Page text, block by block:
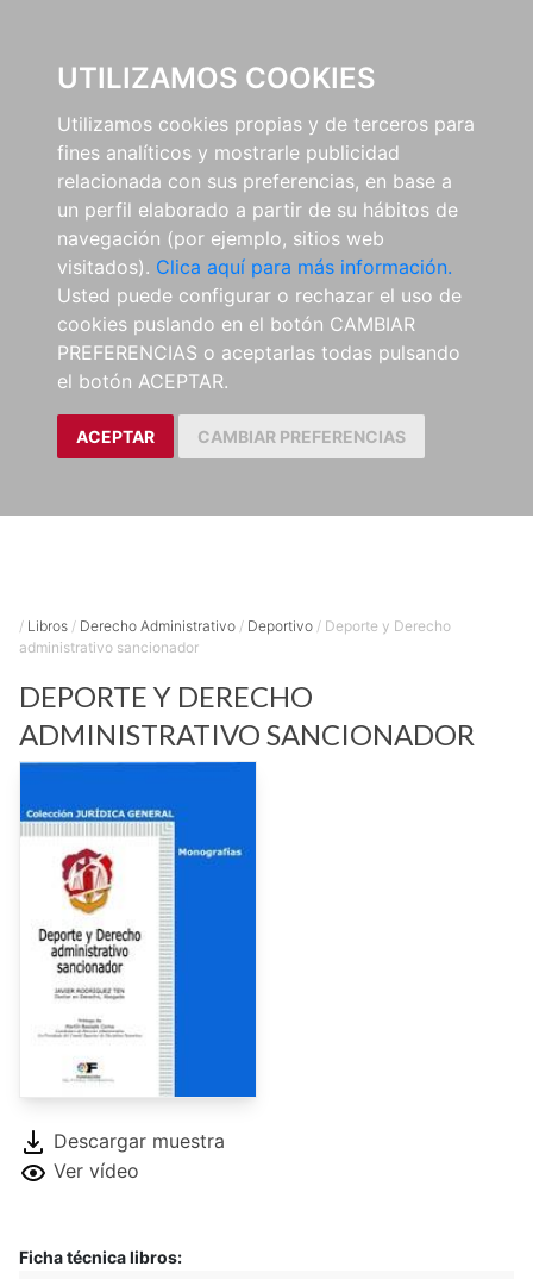
UTILIZAMOS COOKIES
Utilizamos cookies propias y de terceros para
fines analíticos y mostrarle publicidad
relacionada con sus preferencias, en base a
un perfil elaborado a partir de su hábitos de
navegación (por ejemplo, sitios web
visitados). Clica aquí para más información.
Usted puede configurar o rechazar el uso de
cookies puslando en el botón CAMBIAR
PREFERENCIAS o aceptarlas todas pulsando
el botón ACEPTAR.
ACEPTAR CAMBIAR PREFERENCIAS
/ Libros / Derecho Administrativo / Deportivo / Deporte y Derecho
administrativo sancionador
DEPORTE Y DERECHO
ADMINISTRATIVO SANCIONADOR
Descargar muestra
Ver vídeo
Ficha técnica libros: